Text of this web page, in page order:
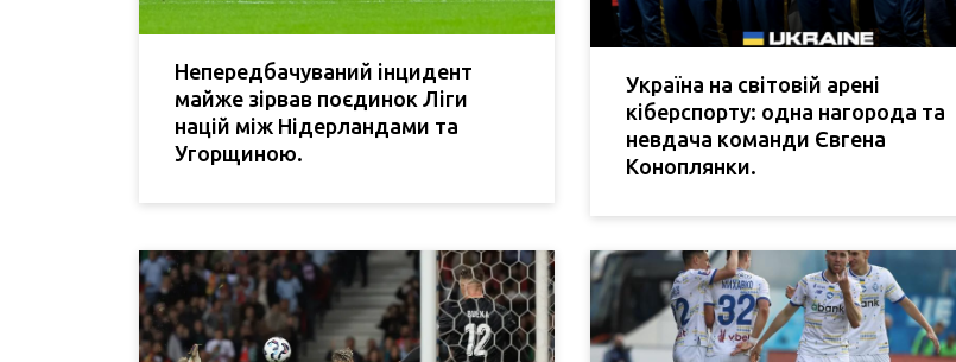
Непередбачуваний інцидент
майже зірвав поєдинок Ліги
націй між Нідерландами та
Угорщиною.
Україна на світовій арені
кіберспорту: одна нагорода та
невдача команди Євгена
Коноплянки.